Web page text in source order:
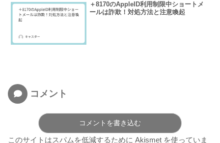
＋8170のAppleID利用制限中ショートメ
ールは詐欺！対処方法と注意喚起
コメント
コメントを書き込む
このサイトはスパムを低減するために Akismet を使っていま